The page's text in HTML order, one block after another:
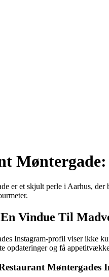
er et skjult perle i Aarhus,
Vindue Til
Instagram-profil viser ikke
opdateringer og få
Møntergades